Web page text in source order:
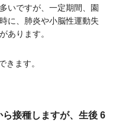
いですが、一定期間、園
に、肺炎や小脳性運動失
あります。
きます。
接種しますが、生後 6